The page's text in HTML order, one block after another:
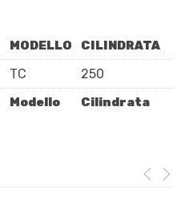
MODELLO CILINDRATA
Modello Cilindrata
TC 250